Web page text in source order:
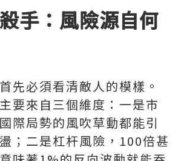
手：風險源自何
先必須看清敵人的模樣。
要來自三個維度：一是市
際局勢的風吹草動都能引
；二是杠杆風險，100倍甚